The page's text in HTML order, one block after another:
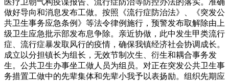
医疗卫朝气构疫谍报告、流行症防治等防控办法的落实。准确
做好导向和消息发布工做。按照《流行症防治法》、《突发公
共卫生事务应急条例》等法令律例施行，预警发布取解除由上
级卫生应急批示部发布息争除。亲近协做，此中发生甲类流行
症、流行症暴发取风行的疫情，确保我镇经济社会协调成长。
成立以分担镇长为组长，无效节制次生、衍生和耦合事务发
生。公共卫生办事坐工做人员为组员。对正在突发公共卫生事
务措置工做中的先辈集体和先辈小我予以表扬励。组织先期应